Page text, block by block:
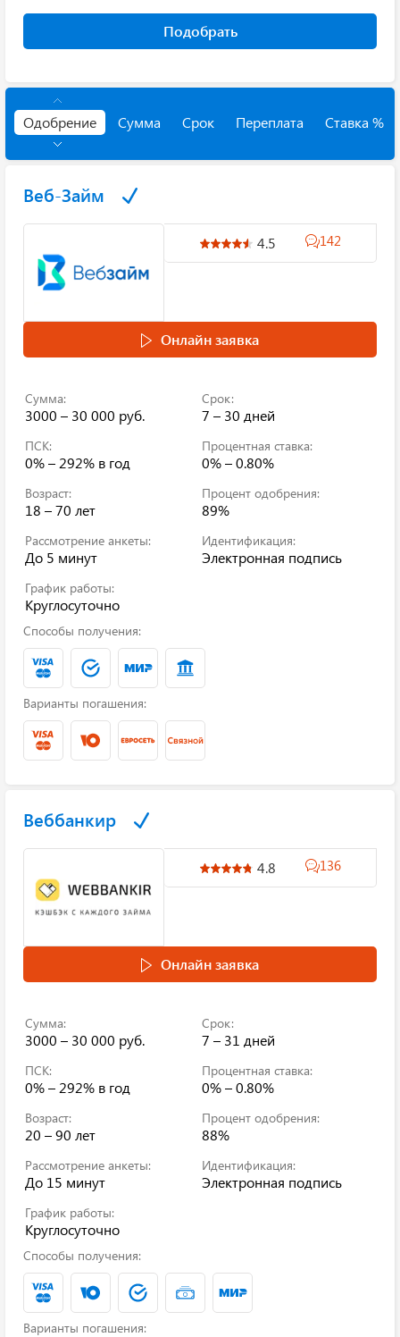
Подобрать
Одобрение Сумма Срок Переплата Ставка %
Веб-Займ
4.5 142
Онлайн заявка
Сумма:
3000 – 30 000 руб.
Срок:
7 – 30 дней
ПСК:
0% – 292% в год
Процентная ставка:
0% – 0.80%
Возраст:
18 – 70 лет
Процент одобрения:
89%
Рассмотрение анкеты:
До 5 минут
Идентификация:
Электронная подпись
График работы:
Круглосуточно
Способы получения:
Варианты погашения:
Веббанкир
4.8 136
Онлайн заявка
Сумма:
3000 – 30 000 руб.
Срок:
7 – 31 дней
ПСК:
0% – 292% в год
Процентная ставка:
0% – 0.80%
Возраст:
20 – 90 лет
Процент одобрения:
88%
Рассмотрение анкеты:
До 15 минут
Идентификация:
Электронная подпись
График работы:
Круглосуточно
Способы получения:
Варианты погашения: